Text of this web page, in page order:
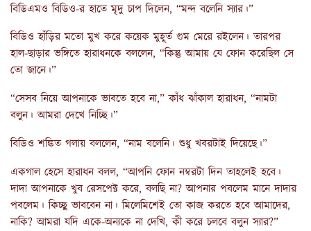
বিডিএমও বিডিও-র হাতে মৃদু চাপ দিলেন, “মন্দ বলেনি স্যার।”
বিডিও হাঁড়ির মতো মুখ করে কয়েক মুহূর্ত গুম মেরে রইলেন। তারপর
হাল-ছাড়ার ভঙ্গিতে হারাধনকে বললেন, “কিন্তু আমায় যে ফোন করেছিল সে
তো জানে।”
“সেসব নিয়ে আপনাকে ভাবতে হবে না,” কাঁধ ঝাঁকাল হারাধন, “নামটা
বলুন। আমরা দেখে নিচ্ছি।”
বিডিও শঙ্কিত গলায় বললেন, “নাম বলেনি। শুধু খবরটাই দিয়েছে।”
একগাল হেসে হারাধন বলল, “আপনি ফোন নম্বরটা দিন তাহলেই হবে।
দাদা আপনাকে খুব রেসপেক্ট করে, বলছি না? আপনার পবলেম মানে দাদার
পবলেম। কিচ্ছু ভাববেন না। মিলেমিশেই তো কাজ করতে হবে আমাদের,
নাকি? আমরা যদি একে-অন্যকে না দেখি, কী করে চলবে বলুন স্যার?”